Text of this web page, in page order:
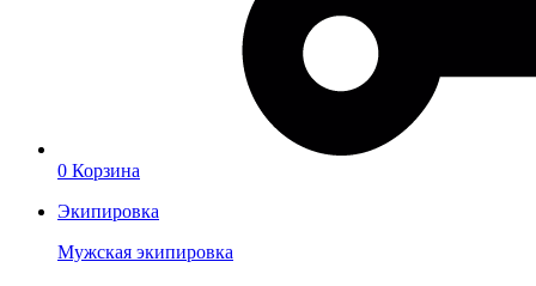
0 Корзина
Экипировка
Мужская экипировка